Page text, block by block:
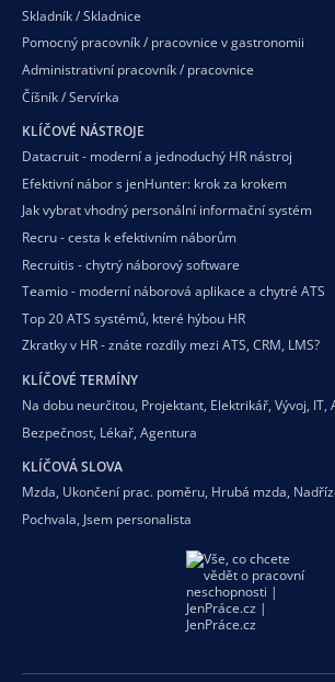
Skladník / Skladnice
Pomocný pracovník / pracovnice v gastronomii
Administrativní pracovník / pracovnice
Číšník / Servírka
KLÍČOVÉ NÁSTROJE
Datacruit - moderní a jednoduchý HR nástroj
Efektivní nábor s jenHunter: krok za krokem
Jak vybrat vhodný personální informační systém
Recru - cesta k efektivním náborům
Recruitis - chytrý náborový software
Teamio - moderní náborová aplikace a chytré ATS
Top 20 ATS systémů, které hýbou HR
Zkratky v HR - znáte rozdíly mezi ATS, CRM, LMS?
KLÍČOVÉ TERMÍNY
Na dobu neurčitou, Projektant, Elektrikář, Vývoj, IT,
Bezpečnost, Lékař, Agentura
KLÍČOVÁ SLOVA
Mzda, Ukončení prac. poměru, Hrubá mzda,
Pochvala, Jsem personalista